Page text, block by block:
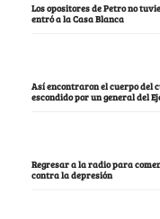
Los opositores de Petro no
entró a la Casa Blanca
Así encontraron el cuerpo del
escondido por un general del
Regresar a la radio para
contra la depresión